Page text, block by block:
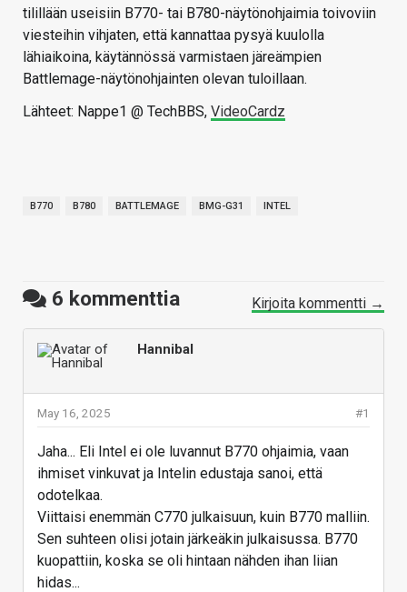
tilillään useisiin B770- tai B780-näytönohjaimia toivoviin
viesteihin vihjaten, että kannattaa pysyä kuulolla
lähiaikoina, käytännössä varmistaen järeämpien
Battlemage-näytönohjainten olevan tuloillaan.
Lähteet: Nappe1 @ TechBBS, VideoCardz
B770 B780 BATTLEMAGE BMG-G31 INTEL
6 kommenttia Kirjoita kommentti →
Hannibal
#1
May 16, 2025
Jaha... Eli Intel ei ole luvannut B770 ohjaimia, vaan
ihmiset vinkuvat ja Intelin edustaja sanoi, että
odotelkaa.
Viittaisi enemmän C770 julkaisuun, kuin B770 malliin.
Sen suhteen olisi jotain järkeäkin julkaisussa. B770
kuopattiin, koska se oli hintaan nähden ihan liian
hidas...